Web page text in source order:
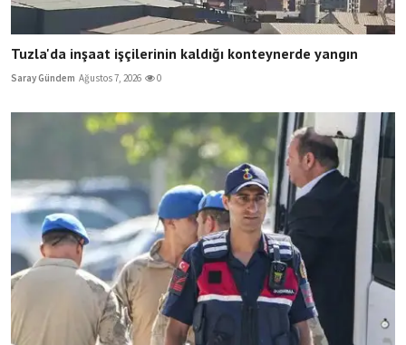
Tuzla'da inşaat işçilerinin kaldığı konteynerde yangın
Saray Gündem Ağustos 7, 2026 0